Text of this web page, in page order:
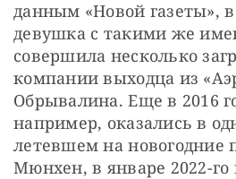
данным «Новой газеты»,
девушка с такими же
совершила несколько
компании выходца из
Обрывалина. Еще в 2016
например, оказались в
летевшем на новогодние
Мюнхен, в январе 2022-